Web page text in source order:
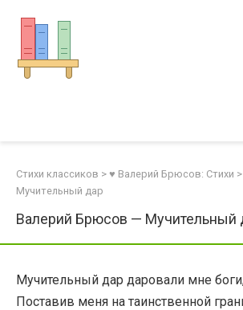
контенту
Стихи классиков > ♥ Валерий Брюсов: Стихи >
Мучительный дар
Валерий Брюсов — Мучительный
Мучительный дар даровали мне
Поставив меня на таинственной